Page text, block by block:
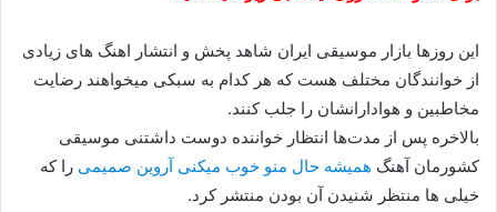
این روزها بازار موسیقی ایران شاهد پخش و انتشار اهنگ های زیادی
از خوانندگان مختلف هست که هر کدام به سبکی میخواهند رضایت
مخاطبین و هوادارانشان را جلب کنند.
بالاخره پس از مدت‌ها انتظار خواننده دوست داشتنی موسیقی
کشورمان آهنگ همیشه حال منو خوب میکنی آروین صمیمی را که
خیلی ها منتظر شنیدن آن بودن منتشر کرد.